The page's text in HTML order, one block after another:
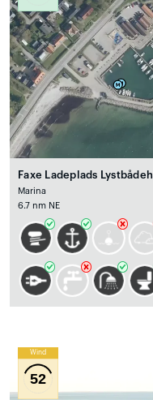
Faxe Ladeplads
Marina
6.7 nm NE
Wind
52